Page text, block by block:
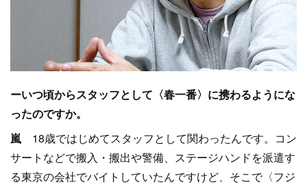
ーいつ頃からスタッフとして〈春一番〉に携わるようにな
ったのですか。
嵐 18歳ではじめてスタッフとして関わったんです。コン
サートなどで搬入・搬出や警備、ステージハンドを派遣す
る東京の会社でバイトしていたんですけど、そこで〈フジ